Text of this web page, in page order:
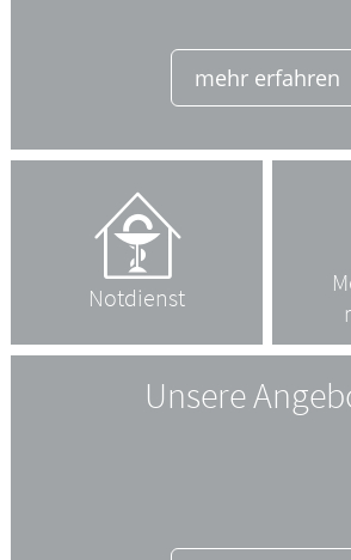
mehr erfahren
Notdienst
Unsere